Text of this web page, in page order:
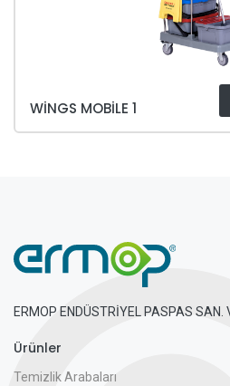
WINGS MOBILE 1
ERMOP ENDÜSTRİYEL PASPAS SAN.
Ürünler
Temizlik Arabaları